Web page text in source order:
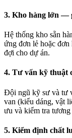
3. Kho hàng lớn —
Hệ thống kho sẵn
ứng đơn lẻ hoặc
đợi cho dự án.
4. Tư vấn kỹ thuật
Đội ngũ kỹ sư và tư
van (kiểu dáng, vật
ưu và kiểm tra
5. Kiểm định chất